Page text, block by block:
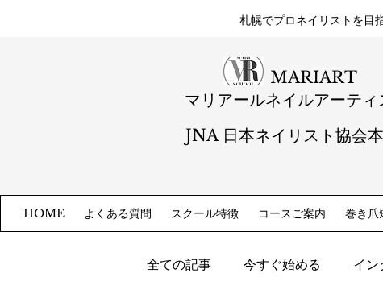
札幌​でプロネイリストを目
MARIART
マリアールネイルアーティ
JNA 日本ネイリスト協会
HOME よくある質問 スクール特徴 コースご案内 巻き爪
全ての記事 今すぐ始める イン